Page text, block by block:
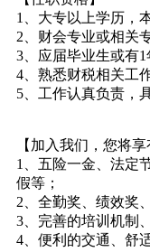
1、大专以上学历，
2、财会专业或相关
3、应届毕业生或有1
4、熟悉财税相关工
5、工作认真负责，
【加入我们，您将享
1、五险一金、法定
假等；
2、全勤奖、绩效奖
3、完善的培训机制
4、便利的交通、舒